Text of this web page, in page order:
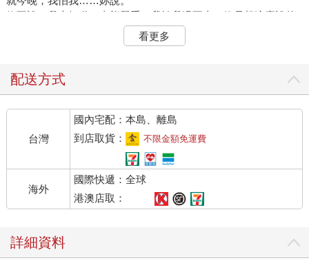
妳不說，我也知道，事態嚴重。我怕我過不去。妳是想這麼說的
這些年，妳經歷的事情曲折到難以想像：接二連三的，哥哥車禍
波，都沒有打垮妳。妳只是聳聳肩說：再難應付的，如果是現
又過不了多久，妳發現，看來穩定的婚姻，出現了第三者，他表
明想分手，說：「這是我第一次有被愛的感覺。」
「他竟然說，如果我離開她，她會活不下去。可是認識這麼多
年，他知道我可以沒有他，沒有他，我會活得很好。」
妳跟我說起這件事時，語氣仍然平靜，無波無瀾。
從一個愛過自己的男人口中聽到這樣的話，多麼傷人。妳也只是
嘆了口氣，很爽快的答應，好吧，那我們分手。不到一個星期，
即刻搬出去，似乎要證明，妳不想眷戀這一份已經變調的感情。
我曾說，妳能夠分手分得如此灑脫，有一半的原因在於，愛本來
已經稀薄。
看更多
配送方式
台灣
國內宅配：本島、離島
到店取貨：
不限金額免運費
海外
國際快遞：全球
港澳店取：
詳細資料